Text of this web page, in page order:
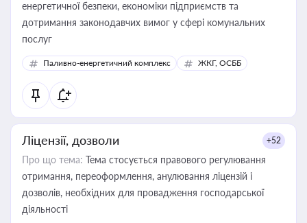
енергетичної безпеки, економіки підприємств та
дотримання законодавчих вимог у сфері комунальних
послуг
Паливно-енергетичний комплекс ЖКГ, ОСББ
Ліцензії, дозволи +52
Про що тема: Тема стосується правового регулювання
отримання, переоформлення, анулювання ліцензій і
дозволів, необхідних для провадження господарської
діяльності